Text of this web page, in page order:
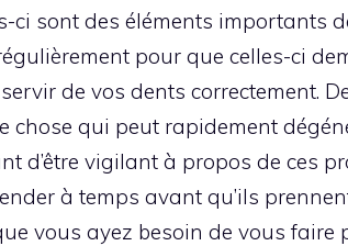
ci sont des éléments importants
pour que celles-ci
de vos dents correctement.
chose qui peut rapidement
d’être vigilant à propos de ces
à temps avant qu’ils
vous ayez besoin de vous